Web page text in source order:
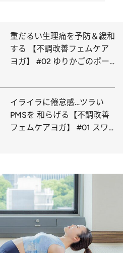
重だるい生理痛を予防＆緩和
する 【不調改善フェムケア
ヨガ】 #02 ゆりかごのポー
イライラに倦怠感…ツラい
PMSを 和らげる【不調改善
フェムケアヨガ】 #01 スワ